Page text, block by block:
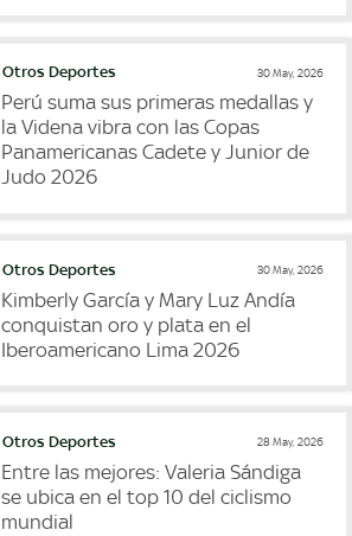
Otros Deportes 30 May, 2026
Perú suma sus primeras medallas y
la Videna vibra con las Copas
Panamericanas Cadete y Junior de
Judo 2026
Otros Deportes 30 May, 2026
Kimberly García y Mary Luz Andía
conquistan oro y plata en el
Iberoamericano Lima 2026
Otros Deportes 28 May, 2026
Entre las mejores: Valeria Sándiga
se ubica en el top 10 del ciclismo
mundial